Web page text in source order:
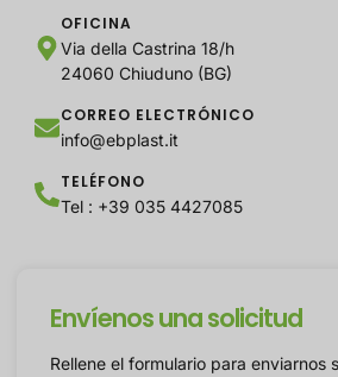
OFICINA
Via della Castrina 18/h
24060 Chiuduno (BG)
CORREO ELECTRÓNICO
info@ebplast.it
TELÉFONO
Tel : +39 035 4427085
Envíenos una solicitud
Rellene el formulario para enviarnos